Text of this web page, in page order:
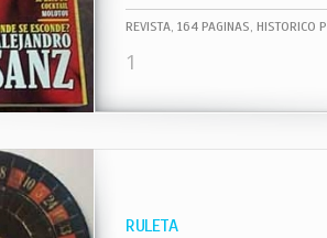
REVISTA, 164 PAGINAS, HISTORICO
1
RULETA